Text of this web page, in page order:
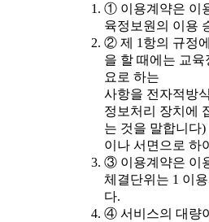
① 이용계약은 이
육정보원의 이용
② 제 1항의 규정
을 할 때에는 교
요로 하는
사항을 전자적방
정보처리 장치에
는 것을 말합니다)
이나 서면으로 하
③ 이용계약은 이
체결단위는 1 이
다.
④ 서비스의 대량